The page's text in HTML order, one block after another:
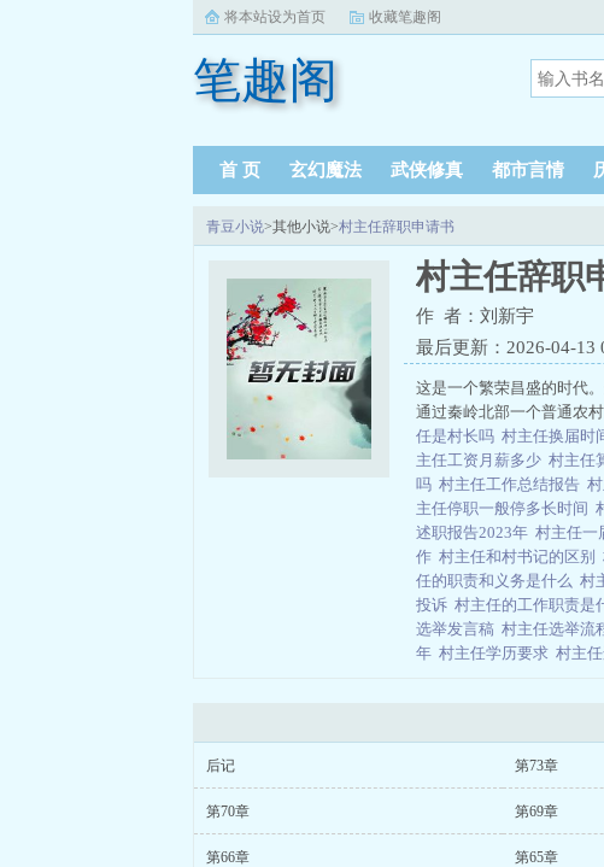
将本站设为首页 收藏笔趣阁
笔趣阁
首 页 玄幻魔法 武侠修真 都市言情
青豆小说>其他小说>村主任辞职申请书
村主任辞职
作 者：刘新宇
最后更新：2026-04-13
这是一个繁荣昌盛的时代
通过秦岭北部一个普通农
任是村长吗 村主任换届时
主任工资月薪多少 村主任
吗 村主任工作总结报告
主任停职一般停多长时间
述职报告2023年 村主任一
作 村主任和村书记的区别
任的职责和义务是什么 村
投诉 村主任的工作职责是
选举发言稿 村主任选举流
年 村主任学历要求 村主
后记 第73章
第70章 第69章
第66章 第65章